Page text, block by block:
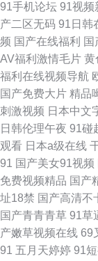
91手机论坛 91视频
产二区无码 91日韩
频 国产在线福利 国
AV福利激情毛片 黄
福利在线视频导航
国产免费大片 精品
刺激视频 日本中文
日韩伦理午夜 91碰
观看 日本a级在线
91 国产美女91视频
免费视频精品 国产
址18禁 国产高清不
国产青青青草 91草
产嫩草视频在线 69
91 五月天婷婷 91